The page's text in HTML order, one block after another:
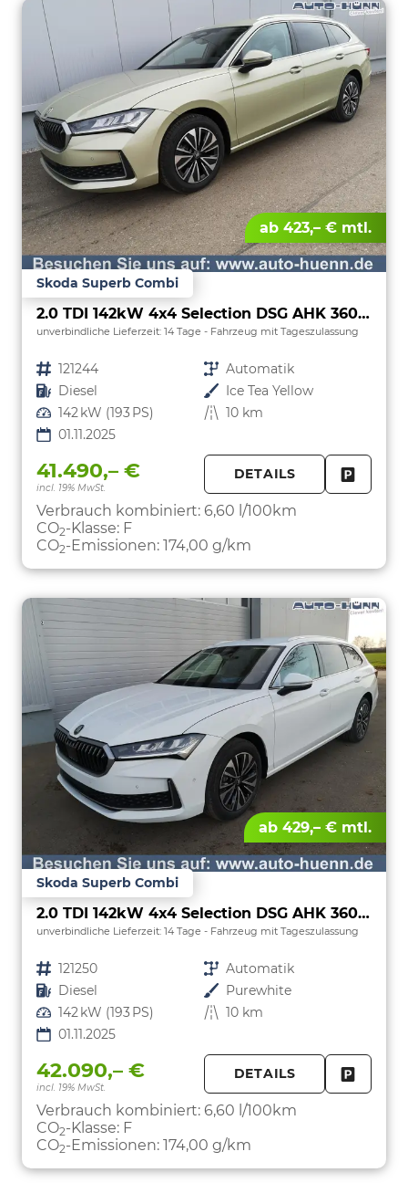
ab 423,– € mtl.
Skoda Superb Combi
2.0 TDI 142kW 4x4 Selection DSG AHK 360 Head Up
unverbindliche Lieferzeit: 14 Tage Fahrzeug mit Tageszulassung
Fahrzeugnr. 121244 Getriebe Automatik
Kraftstoff Diesel Außenfarbe Ice Tea Yellow
Leistung 142 kW (193 PS) Kilometerstand 10 km
01.11.2025
41.490,– €
incl. 19% MwSt.
DETAILS
Verbrauch kombiniert: 6,60 l/100km
CO2-Klasse: F
CO2-Emissionen: 174,00 g/km
ab 429,– € mtl.
Skoda Superb Combi
2.0 TDI 142kW 4x4 Selection DSG AHK 360 Head Up Pano
unverbindliche Lieferzeit: 14 Tage Fahrzeug mit Tageszulassung
Fahrzeugnr. 121250 Getriebe Automatik
Kraftstoff Diesel Außenfarbe Purewhite
Leistung 142 kW (193 PS) Kilometerstand 10 km
01.11.2025
42.090,– €
incl. 19% MwSt.
DETAILS
Verbrauch kombiniert: 6,60 l/100km
CO2-Klasse: F
CO2-Emissionen: 174,00 g/km